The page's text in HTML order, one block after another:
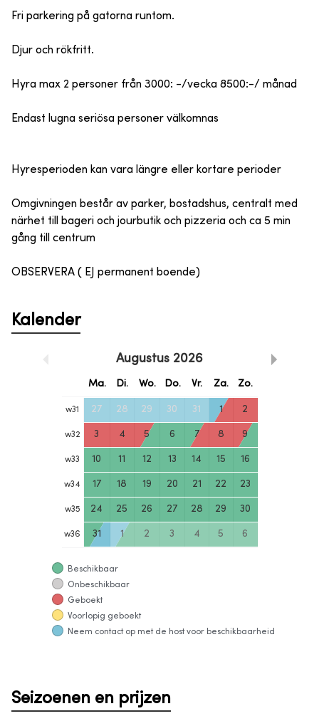
Fri parkering på gatorna runtom.
Djur och rökfritt.
Hyra max 2 personer från 3000: -/vecka 8500:-/ månad
Endast lugna seriösa personer välkomnas
Hyresperioden kan vara längre eller kortare perioder
Omgivningen består av parker, bostadshus, centralt med
närhet till bageri och jourbutik och pizzeria och ca 5 min
gång till centrum
OBSERVERA ( EJ permanent boende)
Kalender
Augustus 2026
Ma. Di. Wo. Do. Vr. Za. Zo.
w31 27 28 29 30 31 1 2
w32 3 4 5 6 7 8 9
w33 10 11 12 13 14 15 16
w34 17 18 19 20 21 22 23
w35 24 25 26 27 28 29 30
w36 31 1 2 3 4 5 6
Beschikbaar
Onbeschikbaar
Geboekt
Voorlopig geboekt
Neem contact op met de host voor beschikbaarheid
Seizoenen en prijzen